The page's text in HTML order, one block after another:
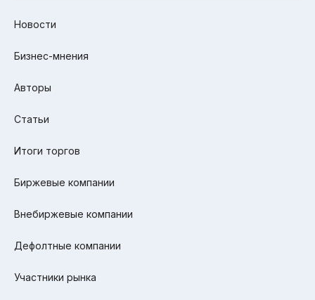
Новости
Бизнес-мнения
Авторы
Статьи
Итоги торгов
Биржевые компании
Внебиржевые компании
Дефолтные компании
Участники рынка